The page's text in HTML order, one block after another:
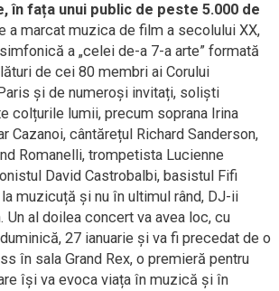
în fața unui public de peste 5.000 de
a marcat muzica de film a secolului XX,
a „celei de-a 7-a arte” formată
de cei 80 membri ai Corului
și de numeroși invitați, soliști
colțurile lumii, precum soprana Irina
Cazanoi, cântărețul Richard Sanderson,
Romanelli, trompetista Lucienne
David Castrobalbi, basistul Fifi
muzicuță și nu în ultimul rând, DJ-ii
Un al doilea concert va avea loc, cu
27 ianuarie și va fi precedat de o
în sala Grand Rex, o premieră pentru
își va evoca viața în muzică și în